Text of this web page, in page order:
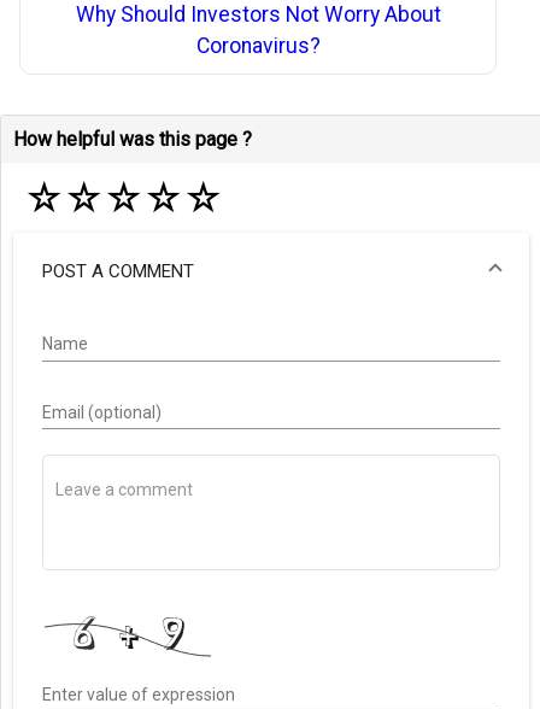
Why Should Investors Not Worry About
Coronavirus?
How helpful was this page ?
☆☆☆☆☆
POST A COMMENT
Name
Email (optional)
Enter value of expression